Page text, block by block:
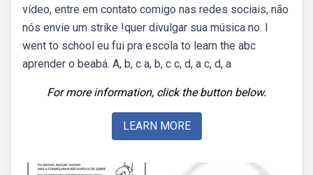
vídeo, entre em contato comigo nas redes sociais, não
nós envie um strike !quer divulgar sua música no. I
went to school eu fui pra escola to learn the abc
aprender o beabá. A, b, c a, b, c c, d, a c, d, a
For more information, click the button below.
LEARN MORE